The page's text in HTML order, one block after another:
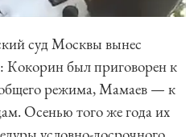
суд Москвы вынес
Кокорин был приговорен к
режима, Мамаев — к
Осенью того же года их